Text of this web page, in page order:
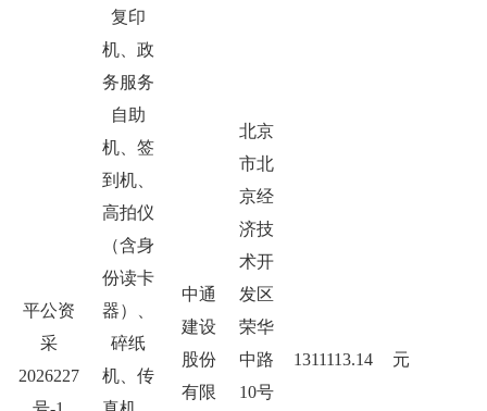
平公资
采
2026227
复印
机、政
务服务
自助
机、签
到机、
高拍仪
（含身
份读卡
器）、
碎纸
机、传
中通
建设
股份
有限
北京
市北
京经
济技
术开
发区
荣华
中路
10号
1311113.14 元